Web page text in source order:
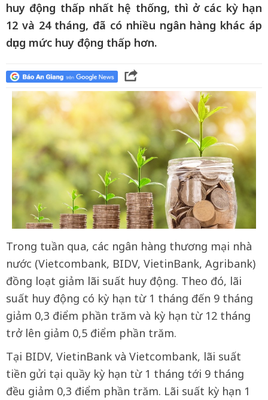
huy động thấp nhất hệ thống, thì ở các kỳ hạn
12 và 24 tháng, đã có nhiều ngân hàng khác áp
dụng mức huy động thấp hơn.
Trong tuần qua, các ngân hàng thương mại nhà
nước (Vietcombank, BIDV, VietinBank, Agribank)
đồng loạt giảm lãi suất huy động. Theo đó, lãi
suất huy động có kỳ hạn từ 1 tháng đến 9 tháng
giảm 0,3 điểm phần trăm và kỳ hạn từ 12 tháng
trở lên giảm 0,5 điểm phần trăm.
Tại BIDV, VietinBank và Vietcombank, lãi suất
tiền gửi tại quầy kỳ hạn từ 1 tháng tới 9 tháng
đều giảm 0,3 điểm phần trăm. Lãi suất kỳ hạn 1